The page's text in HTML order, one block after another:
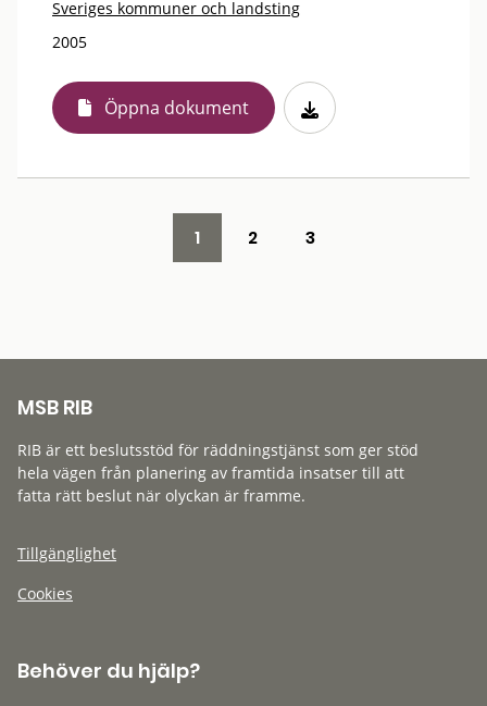
Sveriges kommuner och landsting
2005
Öppna dokument
1 2 3
MSB RIB
RIB är ett beslutsstöd för räddningstjänst som ger stöd
hela vägen från planering av framtida insatser till att
fatta rätt beslut när olyckan är framme.
Tillgänglighet
Cookies
Behöver du hjälp?